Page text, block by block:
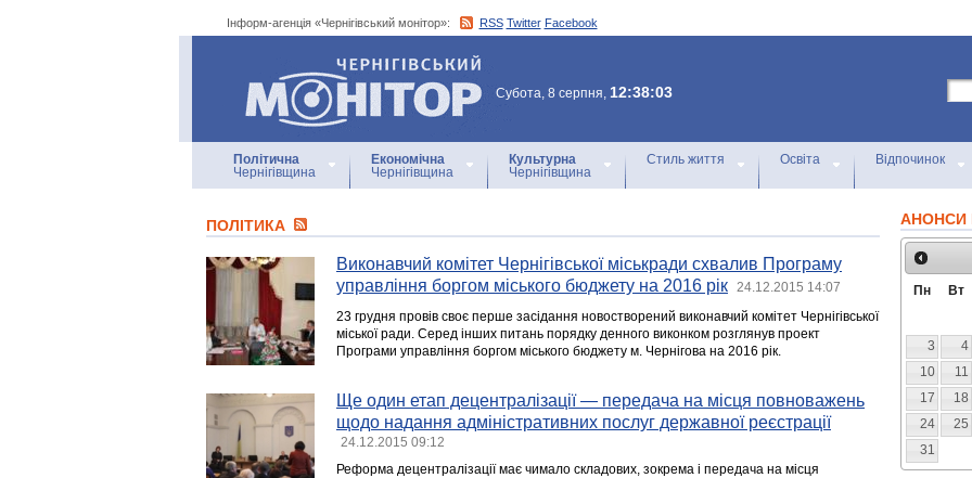
Інформ-агенція «Чернігівський монітор»: RSS Twitter Facebook
Інформ-агенція
«Чернігівський монітор»
Субота, 8 серпня, 12:38:03
Політична
Чернігівщина
Економічна
Чернігівщина
Культурна
Чернігівщина
Стиль життя Освіта Відпочинок
ПОЛІТИКА
Виконавчий комітет Чернігівської міськради схвалив Програму
управління боргом міського бюджету на 2016 рік
24.12.2015 14:07
23 грудня провів своє перше засідання новостворений виконавчий комітет Чернігівської
міської ради. Серед інших питань порядку денного виконком розглянув проект
Програми управління боргом міського бюджету м. Чернігова на 2016 рік.
Ще один етап децентралізації — передача на місця повноважень
щодо надання адміністративних послуг державної реєстрації
24.12.2015 09:12
Реформа децентралізації має чимало складових, зокрема і передача на місця
АНОНСИ
Пн Вт
3
4
10
11
17
18
24
25
31